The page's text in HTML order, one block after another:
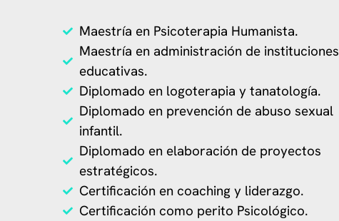
Maestría en Psicoterapia Humanista.
Maestría en administración de instituciones
educativas.
Diplomado en logoterapia y tanatología.
Diplomado en prevención de abuso sexual
infantil.
Diplomado en elaboración de proyectos
estratégicos.
Certificación en coaching y liderazgo.
Certificación como perito Psicológico.